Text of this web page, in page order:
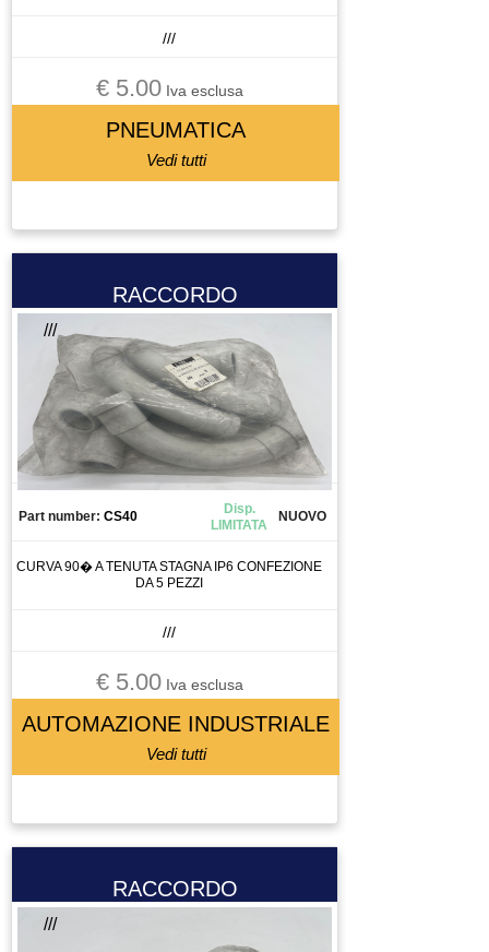
///
€ 5.00Iva esclusa
PNEUMATICA
Vedi tutti
RACCORDO
///
Part number: CS40
Disp.
LIMITATA
NUOVO
CURVA 90� A TENUTA STAGNA IP6 CONFEZIONE
DA 5 PEZZI
///
€ 5.00Iva esclusa
AUTOMAZIONE INDUSTRIALE
Vedi tutti
RACCORDO
///